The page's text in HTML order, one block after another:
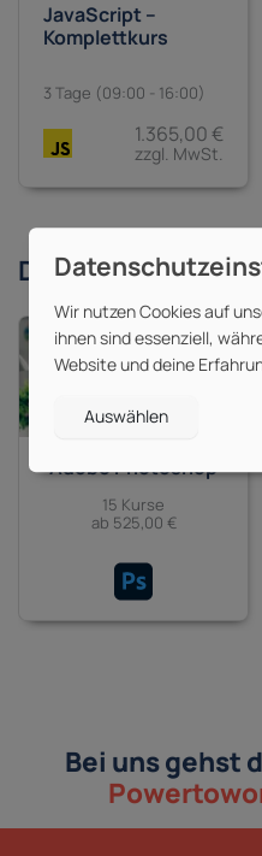
JavaScript –
Komplettkurs
3 Tage (09:00 - 16:00)
1.365,00 €
zzgl. MwSt.
Derzeit beliebte
Adobe Photoshop
15 Kurse
ab 525,00 €
Bei uns gehst
Wir nutzen Cookies auf
ihnen sind essenziell,
Website und deine
Auswählen